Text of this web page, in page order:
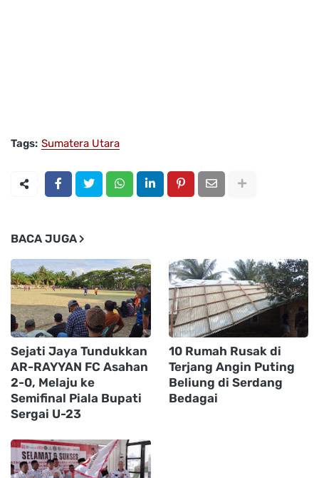
Tags: Sumatera Utara
BACA JUGA
Sejati Jaya Tundukkan
AR-RAYYAN FC Asahan
2-0, Melaju ke
Semifinal Piala Bupati
Sergai U-23
10 Rumah Rusak di
Terjang Angin Puting
Beliung di Serdang
Bedagai